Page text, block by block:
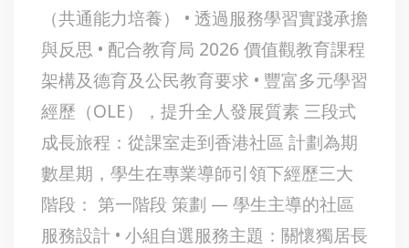
（共通能力培養） • 透過服務學習實踐承擔
與反思 • 配合教育局 2026 價值觀教育課程
架構及德育及公民教育要求 • 豐富多元學習
經歷（OLE），提升全人發展質素 三段式
成長旅程：從課室走到香港社區 計劃為期
數星期，學生在專業導師引領下經歷三大
階段： 第一階段 策劃 — 學生主導的社區
服務設計 • 小組自選服務主題：關懷獨居長